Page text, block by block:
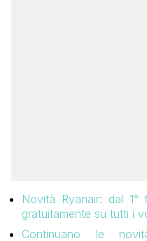
Novità Ryanair: dal 1°
gratuitamente su tutti i
Continuano le